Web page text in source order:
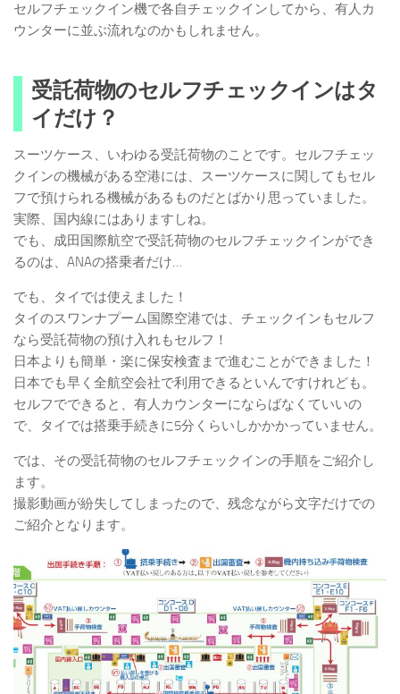
セルフチェックイン機で各自チェックインしてから、有人カ
ウンターに並ぶ流れなのかもしれません。
受託荷物のセルフチェックインはタ
イだけ？
スーツケース、いわゆる受託荷物のことです。セルフチェッ
クインの機械がある空港には、スーツケースに関してもセル
フで預けられる機械があるものだとばかり思っていました。
実際、国内線にはありますしね。
でも、成田国際航空で受託荷物のセルフチェックインができ
るのは、ANAの搭乗者だけ…
でも、タイでは使えました！
タイのスワンナプーム国際空港では、チェックインもセルフ
なら受託荷物の預け入れもセルフ！
日本よりも簡単・楽に保安検査まで進むことができました！
日本でも早く全航空会社で利用できるといんですけれども。
セルフでできると、有人カウンターにならばなくていいの
で、タイでは搭乗手続きに5分くらいしかかかっていません。
では、その受託荷物のセルフチェックインの手順をご紹介し
ます。
撮影動画が紛失してしまったので、残念ながら文字だけでの
ご紹介となります。